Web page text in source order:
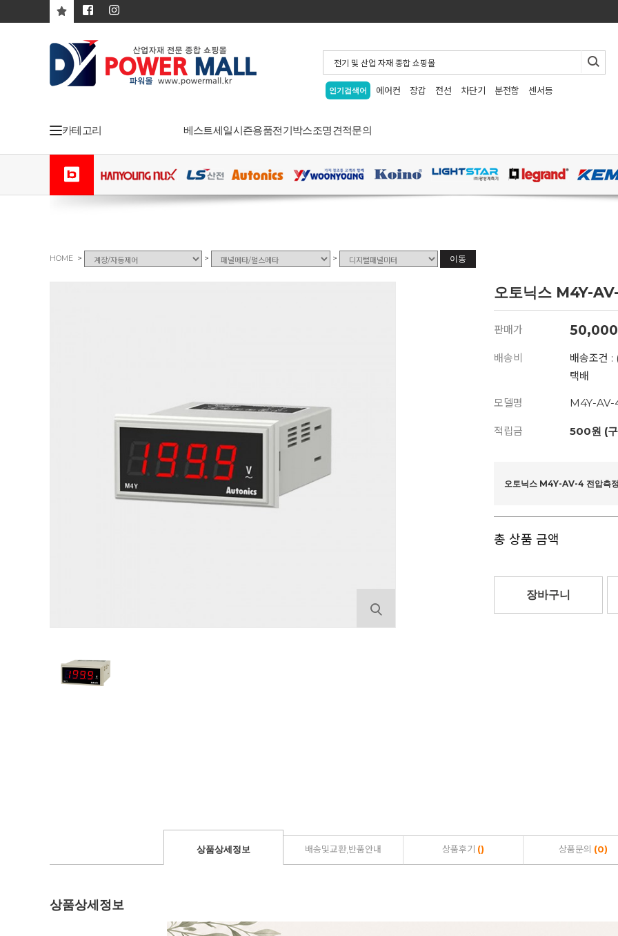
인기검색어 에어컨 장갑 전선 차단기 분전함 센서등
카테고리 베스트세일시즌용품전기박스조명견적문의
HOME > > > 이동
오토닉스 M4Y-
판매가 50,000
배송비
배송조건
택배
모델명 M4Y-AV-
적립금 500원 (
오토닉스 M4Y-AV-4 전압측
총 상품 금액
장바구니
상품상세정보 배송및교환,반품안내 상품후기 () 상품문의 (0)
상품상세정보